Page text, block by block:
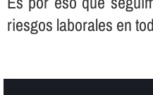
riesgos laborales en